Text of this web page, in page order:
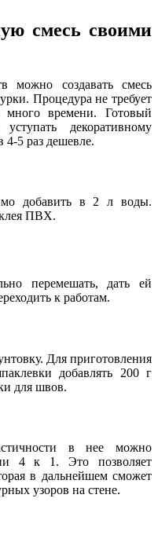
смесь своими
можно создавать смесь
Процедура не требует
времени. Готовый
уступать декоративному
4-5 раз дешевле.
добавить в 2 л воды.
клея ПВХ.
перемешать, дать ей
к работам.
Для приготовления
добавлять 200 г
для швов.
в нее можно
4 к 1. Это позволяет
в дальнейшем сможет
узоров на стене.